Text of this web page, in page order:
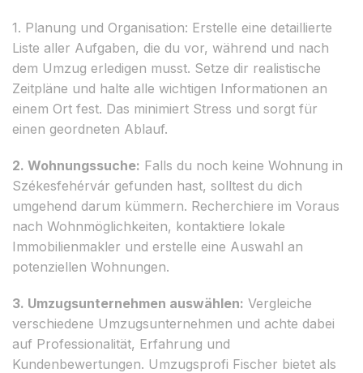
1. Planung und Organisation: Erstelle eine detaillierte
Liste aller Aufgaben, die du vor, während und nach
dem Umzug erledigen musst. Setze dir realistische
Zeitpläne und halte alle wichtigen Informationen an
einem Ort fest. Das minimiert Stress und sorgt für
einen geordneten Ablauf.
2. Wohnungssuche: Falls du noch keine Wohnung in
Székesfehérvár gefunden hast, solltest du dich
umgehend darum kümmern. Recherchiere im Voraus
nach Wohnmöglichkeiten, kontaktiere lokale
Immobilienmakler und erstelle eine Auswahl an
potenziellen Wohnungen.
3. Umzugsunternehmen auswählen: Vergleiche
verschiedene Umzugsunternehmen und achte dabei
auf Professionalität, Erfahrung und
Kundenbewertungen. Umzugsprofi Fischer bietet als